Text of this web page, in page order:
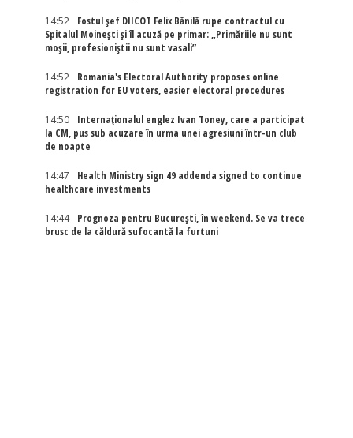
14:52
Fostul șef DIICOT Felix Bănilă rupe contractul cu
Spitalul Moinești și îl acuză pe primar: „Primăriile nu sunt
moșii, profesioniștii nu sunt vasali”
14:52
Romania's Electoral Authority proposes online
registration for EU voters, easier electoral procedures
14:50
Internaţionalul englez Ivan Toney, care a participat
la CM, pus sub acuzare în urma unei agresiuni într-un club
de noapte
14:47
Health Ministry sign 49 addenda signed to continue
healthcare investments
14:44
Prognoza pentru București, în weekend. Se va trece
brusc de la căldură sufocantă la furtuni